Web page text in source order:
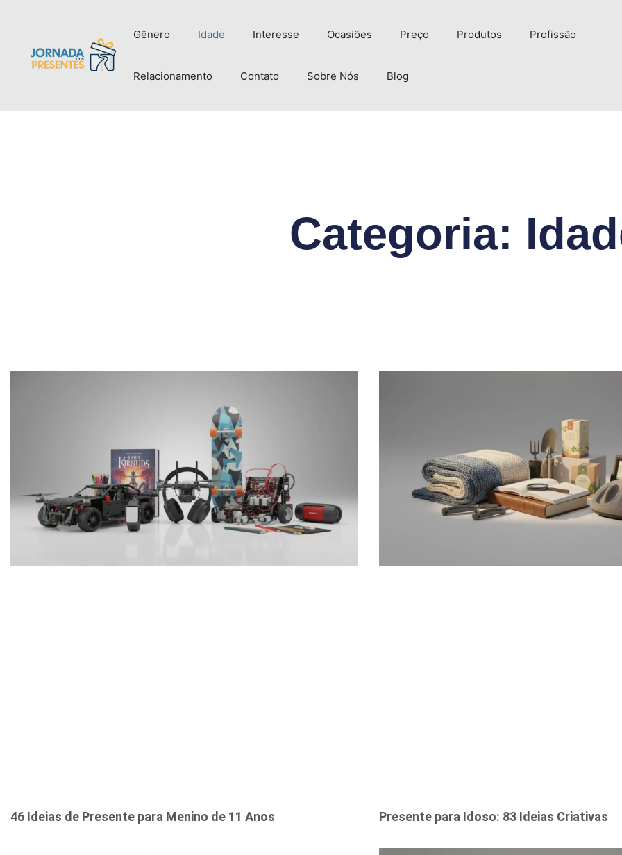
Gênero Idade Interesse Ocasiões Preço Produtos Profissão
Relacionamento Contato Sobre Nós Blog
Categoria:
46 Ideias de Presente para Menino de 11 Anos Presente para Idoso: 83 Ideias Criativas